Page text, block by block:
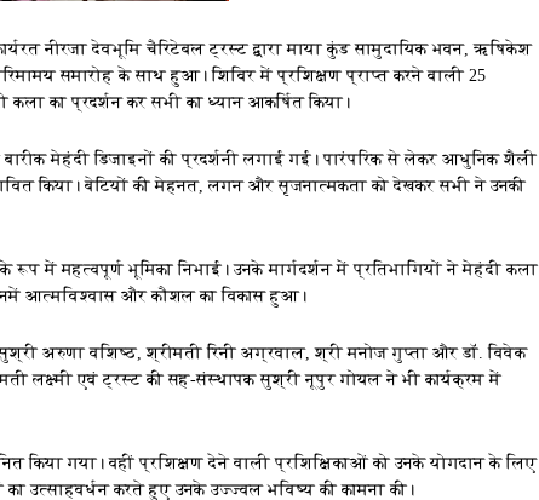
नीरजा देवभूमि चैरिटेबल ट्रस्ट द्वारा माया कुंड सामुदायिक भवन, ऋषिकेश
समारोह के साथ हुआ। शिविर में प्रशिक्षण प्राप्त करने वाली 25
का प्रदर्शन कर सभी का ध्यान आकर्षित किया।
मेहंदी डिजाइनों की प्रदर्शनी लगाई गई। पारंपरिक से लेकर आधुनिक शैली
किया। बेटियों की मेहनत, लगन और सृजनात्मकता को देखकर सभी ने उनकी
में महत्वपूर्ण भूमिका निभाई। उनके मार्गदर्शन में प्रतिभागियों ने मेहंदी कला
उनमें आत्मविश्वास और कौशल का विकास हुआ।
अरुणा वशिष्ठ, श्रीमती रिनी अग्रवाल, श्री मनोज गुप्ता और डॉ. विवेक
लक्ष्मी एवं ट्रस्ट की सह-संस्थापक सुश्री नूपुर गोयल ने भी कार्यक्रम में
किया गया। वहीं प्रशिक्षण देने वाली प्रशिक्षिकाओं को उनके योगदान के लिए
उत्साहवर्धन करते हुए उनके उज्ज्वल भविष्य की कामना की।